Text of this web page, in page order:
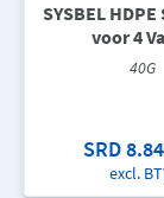
SYSBEL
voor 4
40G
SRD
excl.